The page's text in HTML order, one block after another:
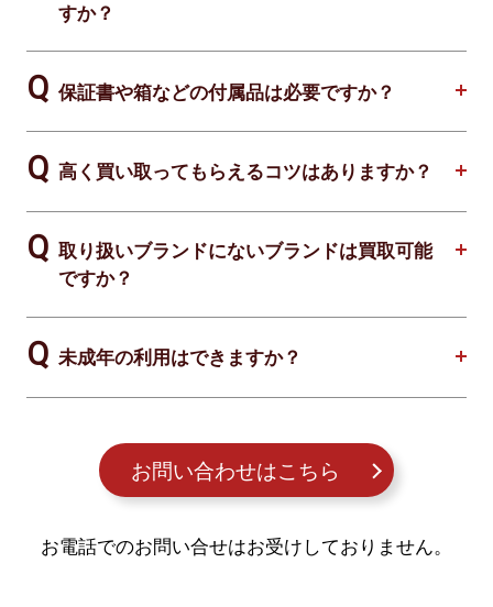
すか？
保証書や箱などの付属品は必要ですか？
高く買い取ってもらえるコツはありますか？
取り扱いブランドにないブランドは買取可能
ですか？
未成年の利用はできますか？
お問い合わせはこちら
お電話でのお問い合せはお受けしておりません。